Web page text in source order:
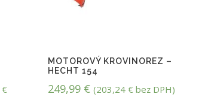
€
MOTOROVÝ KROVINOREZ –
HECHT 154
249,99 € (203,24 €bez DPH)